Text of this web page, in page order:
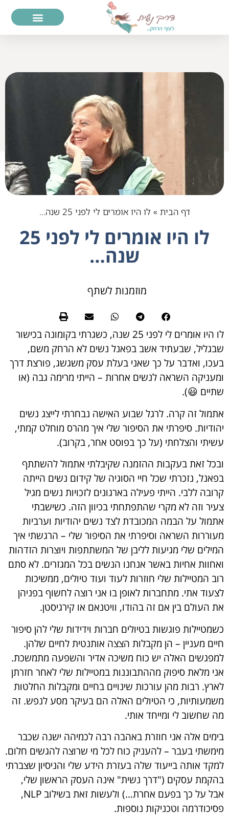
דף הבית » לו היו אומרים לי לפני 25 שנה…
לו היו אומרים לי לפני 25
שנה…
מוזמנות לשתף
לו היו אומרים לי לפני 25 שנה, כשגרתי בקומונה בכישור
שבגליל, שבעתיד אשב בפאנל נשים לא הרחק משם,
בעכו, ואדבר על כך שאני בעלת עסק משגשג, פורצת דרך
ומעניקה השראה לנשים אחרות – הייתי מרימה גבה (או
שתיים 😃
).
אתמול זה קרה. לרגל שבוע האישה נבחרתי לייצג נשים
יהודיות. סיפרתי את הסיפור שלי איך מהרס מוחלט קמתי,
עשיתי והצלחתי (על כך בפוסט אחר, בקרוב).
ובכל זאת בעקבות ההזמנה שקיבלתי אתמול להשתתף
בפאנל, נזכרתי שכל חיי הסוגיה של קידום נשים הייתה
קרובה ללבי. הייתי פעילה בארגונים לזכויות נשים מגיל
צעיר וזה לא מקרי שהתפתחתי בכיוון הזה. כשישבתי
אתמול על הבמה המכובדת לצד נשים יהודיות וערביות
מעוררות השראה וסיפרתי את הסיפור שלי – הרגשתי איך
המילים שלי מגיעות לליבן של המשתתפות ויוצרות הזדהות
ואחוות אחיות באשר אנחנו הנשים בכל המגזרים. לא סתם
רוב המטיילות שלי חוזרות לעוד ועוד טיולים, ממשיכות
לצעוד אתי. מתחברות לאופן בו אני רוצה לחשוף בפניהן
את העולם בין אם זה בהודו, וויטנאם או קירגיסטן.
כשמטיילות פוגשות בטיולים חברות וידידות שלי להן סיפור
חיים מעניין – הן מקבלות הצצה אותנטית לחיים שלהן.
למפגשים האלה יש כוח משיכה אדיר והשפעה מתמשכת.
אני מלאת סיפוק מההתבוננות במטיילות שלי לאחר חזרתן
לארץ. רבות מהן עורכות שינויים בחיים ומקבלות החלטות
משמעותיות, כי הטיולים האלה הם בעיקר מסע לנפש. זה
מה שחשוב לי ומייחד אותי.
בימים אלה אני חוזרת באהבה רבה לכמיהה ישנה שכבר
מימשתי בעבר – להעניק כוח לכל מי שרוצה להגשים חלום.
למקד אותה בייעוד שלה בעזרת הידע שלי והניסיון שצברתי
בהקמת עסקים ("דרך נשית" אינה העסק הראשון שלי,
אבל על כך בפעם אחרת…) ולעשות זאת בשילוב NLP,
פסיכודרמה וטכניקות נוספות.